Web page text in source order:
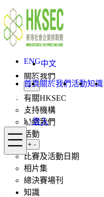
Skip to content
ENG中文
首頁關於我們活動知識
登入
Menu
ENG
中文
登入
首頁
關於我們
Toggle submenu
+ -
有關HKSEC
支持機構
聯絡我們
活動
Toggle submenu
+ -
比賽及活動日期
相片集
總決賽場刊
知識